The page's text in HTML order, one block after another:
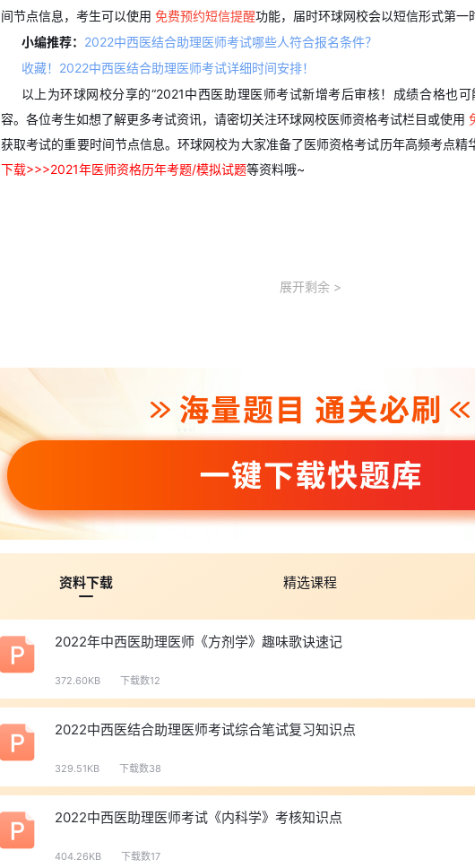
间节点信息，考生可以使用 免费预约短信提醒功能，届时环球网校会以短信形式第一
小编推荐： 2022中西医结合助理医师考试哪些人符合报名条件？
收藏！2022中西医结合助理医师考试详细时间安排！
以上为环球网校分享的“2021中西医助理医师考试新增考后审核！成绩合格也
容。各位考生如想了解更多考试资讯，请密切关注环球网校医师资格考试栏目或使用
获取考试的重要时间节点信息。环球网校为大家准备了医师资格考试历年高频考点精
下载>>>2021年医师资格历年考题/模拟试题等资料哦~
展开剩余
资料下载 精选课程
2022年中西医助理医师《方剂学》趣味歌诀速记
372.60KB 下载数12
2022中西医结合助理医师考试综合笔试复习知识点
329.51KB 下载数38
2022中西医助理医师考试《内科学》考核知识点
404.26KB 下载数17